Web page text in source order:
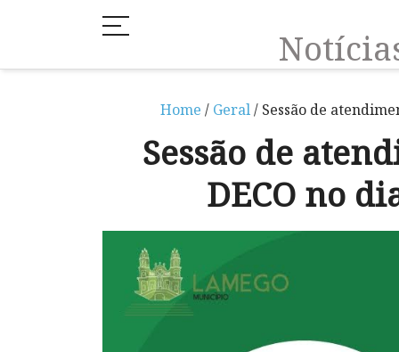
Home / Geral/ Sessão de
Sessão de
DECO no